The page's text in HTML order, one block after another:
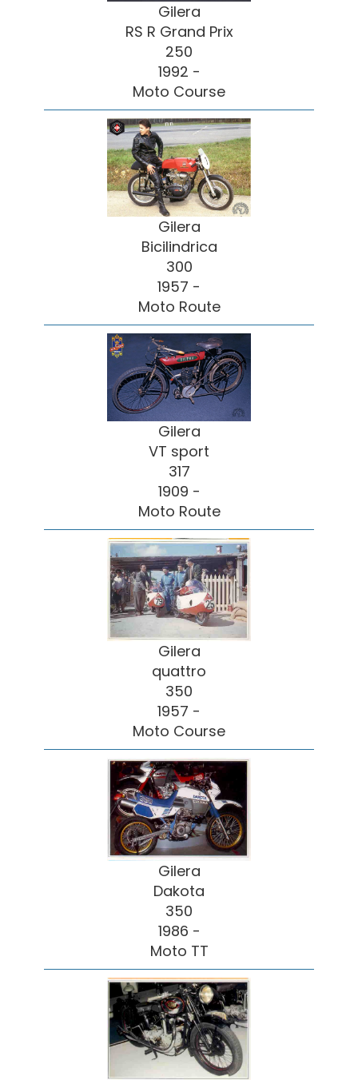
Gilera
RS R Grand Prix
250
1992 -
Moto Course
Gilera
Bicilindrica
300
1957 -
Moto Route
Gilera
VT sport
317
1909 -
Moto Route
Gilera
quattro
350
1957 -
Moto Course
Gilera
Dakota
350
1986 -
Moto TT